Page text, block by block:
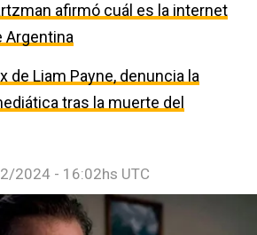
afirmó cuál es la internet
Argentina
de Liam Payne, denuncia la
tras la muerte del
2024 - 16:02hs UTC